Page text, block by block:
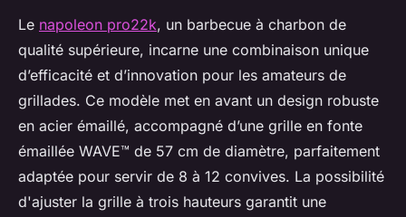
Le napoleon pro22k, un barbecue à charbon de
qualité supérieure, incarne une combinaison unique
d’efficacité et d’innovation pour les amateurs de
grillades. Ce modèle met en avant un design robuste
en acier émaillé, accompagné d’une grille en fonte
émaillée WAVE™ de 57 cm de diamètre, parfaitement
adaptée pour servir de 8 à 12 convives. La possibilité
d'ajuster la grille à trois hauteurs garantit une